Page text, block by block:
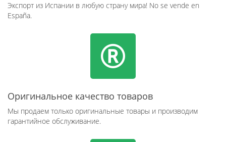
Экспорт из Испании в любую страну мира! No se vende en
España.
Оригинальное качество товаров
Мы продаем только оригинальные товары и производим
гарантийное обслуживание.